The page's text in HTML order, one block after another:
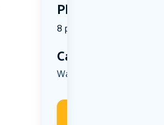
Plekken
8 plekken beschikbaar
Categorie
Wandelen